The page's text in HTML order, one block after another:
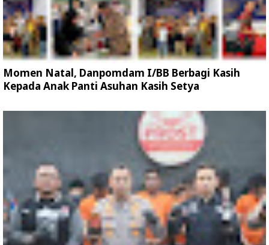
Momen Natal, Danpomdam I/BB Berbagi Kasih
Kepada Anak Panti Asuhan Kasih Setya